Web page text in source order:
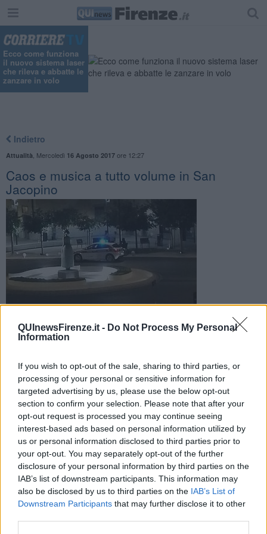
QUInewsFirenze.it - Do Not Process My Personal
Information
If you wish to opt-out of the sale, sharing to third parties, or
processing of your personal or sensitive information for
targeted advertising by us, please use the below opt-out
section to confirm your selection. Please note that after your
opt-out request is processed you may continue seeing
interest-based ads based on personal information utilized by
us or personal information disclosed to third parties prior to
your opt-out. You may separately opt-out of the further
disclosure of your personal information by third parties on the
IAB’s list of downstream participants. This information may
also be disclosed by us to third parties on the IAB’s List of
Downstream Participants that may further disclose it to other
Ecco come funziona
il nuovo sistema laser
che rileva e abbatte le
zanzare in volo
Indietro
Attualità Mercoledì 16 Agosto 2017ore 12:27
Caos e musica a tutto volume in San
Jacopino
Foto facebook Comitato Cittadini Attivi San Jacopino
A segnalare la presenza di un gruppo di persone rumorose in
vetro e sporcizia
FIRENZE —
Un altro episodio diinciviltàda annotare nell'elenco di quelli
segnalati nel quartiere fiorentino di San Jacopino.
Stavolta, secondo quanto segnalato dal Comitato Cittadini Attivi, a